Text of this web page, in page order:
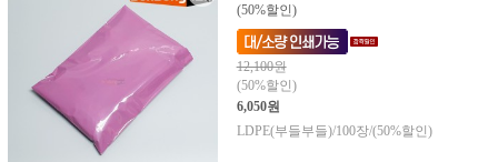
(50%할인)
12,100원
(50%할인)
6,050원
LDPE(부들부들)/100장/(50%할인)